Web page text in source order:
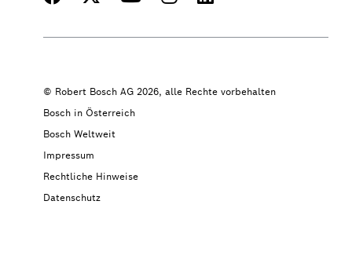
© Robert Bosch AG 2026, alle Rechte vorbehalten
Bosch in Österreich
Bosch Weltweit
Impressum
Rechtliche Hinweise
Datenschutz